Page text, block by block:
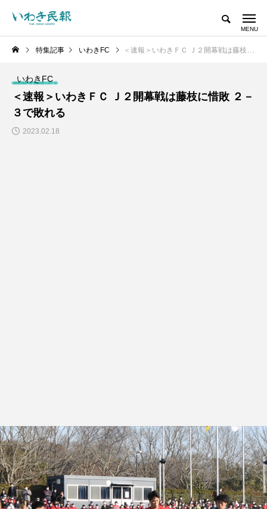
特集記事 いわきFC ＜速報＞いわきＦＣ Ｊ２開幕戦は藤枝に惜敗 ２－３で敗れる
いわきFC
＜速報＞いわきＦＣ Ｊ２開幕戦は藤枝に惜敗 ２－
３で敗れる
2023.02.18